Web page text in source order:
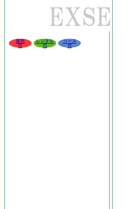
販売
可
レンタル
可
リース
可